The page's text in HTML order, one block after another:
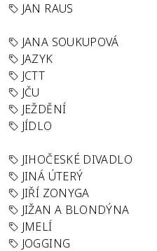
JAN RAUS
JANA SOUKUPOVÁ
JAZYK
JCTT
JČU
JEŽDĚNÍ
JÍDLO
JIHOČESKÉ DIVADLO
JINÁ ÚTERÝ
JIŘÍ ZONYGA
JIŽAN A BLONDÝNA
JMELÍ
JOGGING